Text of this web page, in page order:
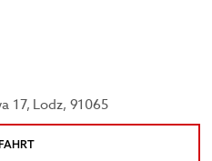
17, Lodz, 91065